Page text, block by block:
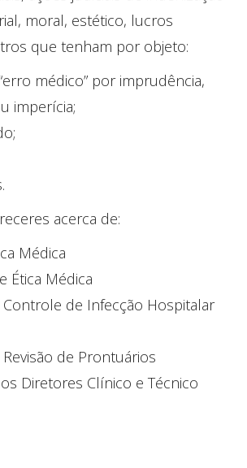
moral, estético, lucros
que tenham por objeto:
médico” por imprudência,
imperícia;
acerca de:
Médica
Ética Médica
de Infecção Hospitalar
de Prontuários
Diretores Clínico e Técnico